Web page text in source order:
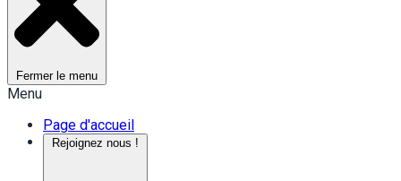
Fermer le menu
Menu
Page d'accueil
Rejoignez nous !